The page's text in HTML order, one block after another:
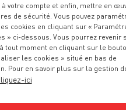
10 min 30 min
à votre compte et enfin, mettre en
de sécurité. Vous pouvez
cookies en cliquant sur «
» ci-dessous. Vous pourrez revenir
tout moment en cliquant sur le
les cookies » situé en bas de
Pour en savoir plus sur la gestion
ici